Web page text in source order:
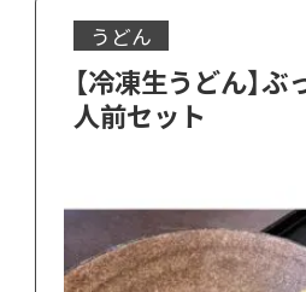
うどん
【冷凍生うどん】
人前セット